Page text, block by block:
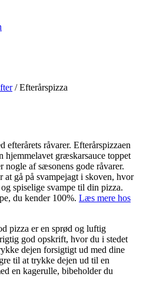
/Efterårspizza
efterårets råvarer. Efterårspizzaen
hjemmelavet græskarsauce toppet
nogle af sæsonens gode råvarer.
gå på svampejagt i skoven, hvor
spiselige svampe til din pizza.
du kender 100%. Læs mere hos
pizza er en sprød og luftig
god opskrift, hvor du i stedet
dejen forsigtigt ud med dine
til at trykke dejen ud til en
en kagerulle, bibeholder du